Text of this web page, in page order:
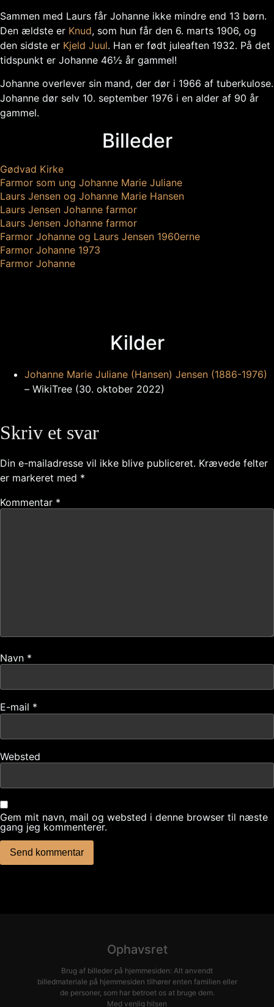
Sammen med Laurs får Johanne ikke mindre end 13 børn.
Den ældste er Knud, som hun får den 6. marts 1906, og
den sidste er Kjeld Juul. Han er født juleaften 1932. På det
tidspunkt er Johanne 46½ år gammel!
Johanne overlever sin mand, der dør i 1966 af tuberkulose.
Johanne dør selv 10. september 1976 i en alder af 90 år
gammel.
Billeder
Gødvad Kirke
Farmor som ung Johanne Marie Juliane
Laurs Jensen og Johanne Marie Hansen
Laurs Jensen Johanne farmor
Laurs Jensen Johanne farmor
Farmor Johanne og Laurs Jensen 1960erne
Farmor Johanne 1973
Farmor Johanne
Kilder
Johanne Marie Juliane (Hansen) Jensen (1886-1976)
– WikiTree (30. oktober 2022)
Skriv et svar
Din e-mailadresse vil ikke blive publiceret. Krævede felter
er markeret med *
Kommentar *
Navn *
E-mail *
Websted
Gem mit navn, mail og websted i denne browser til næste
gang jeg kommenterer.
Ophavsret
Brug af billeder på hjemmesiden: Alt anvendt
billedmateriale på hjemmesiden tilhører enten familien eller
de personer, som har betroet os at bruge dem.
Med venlig hilsen